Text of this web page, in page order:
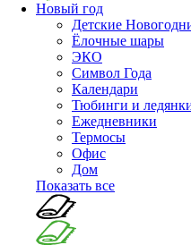
Новый год
Детские
Ёлочные шары
ЭКО
Символ Года
Календари
Тюбинги и
Ежедневники
Термосы
Офис
Дом
Показать все